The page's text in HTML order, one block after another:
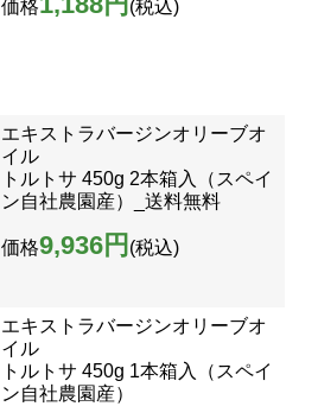
価格 (税込)
エキストラバージンオリーブオ
イル
トルトサ 450g 2本箱入（スペイ
ン自社農園産）_送料無料
価格9,936円 (税込)
エキストラバージンオリーブオ
イル
トルトサ 450g 1本箱入（スペイ
ン自社農園産）